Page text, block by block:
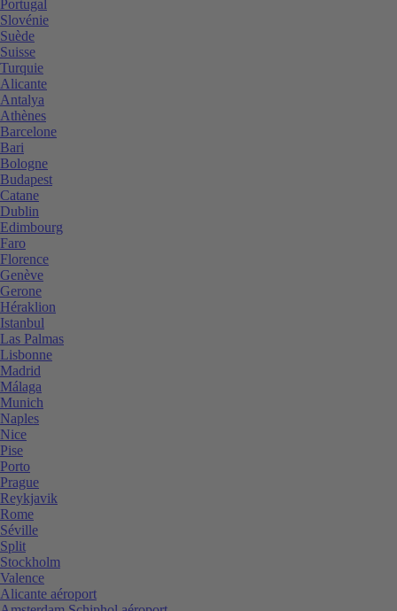
Portugal
Slovénie
Suède
Suisse
Turquie
Alicante
Antalya
Athènes
Barcelone
Bari
Bologne
Budapest
Catane
Dublin
Edimbourg
Faro
Florence
Genève
Gerone
Héraklion
Istanbul
Las Palmas
Lisbonne
Madrid
Málaga
Munich
Naples
Nice
Pise
Porto
Prague
Reykjavik
Rome
Séville
Split
Stockholm
Valence
Alicante aéroport